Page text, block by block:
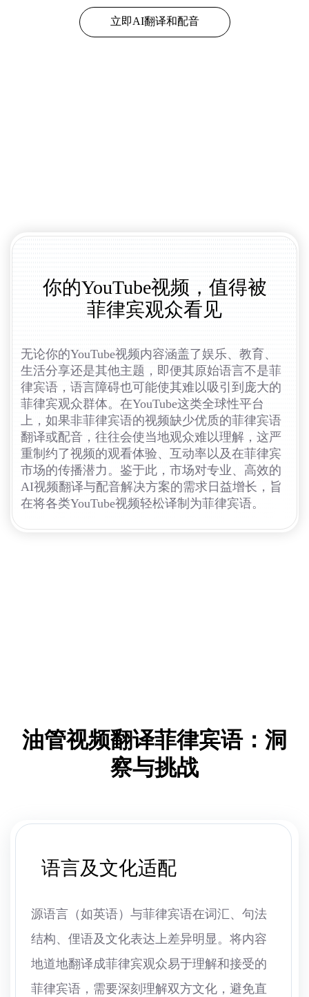
立即AI翻译和配音
你的YouTube视频，值得被
菲律宾观众看见
无论你的YouTube视频内容涵盖了娱乐、教育、
生活分享还是其他主题，即便其原始语言不是菲
律宾语，语言障碍也可能使其难以吸引到庞大的
菲律宾观众群体。在YouTube这类全球性平台
上，如果非菲律宾语的视频缺少优质的菲律宾语
翻译或配音，往往会使当地观众难以理解，这严
重制约了视频的观看体验、互动率以及在菲律宾
市场的传播潜力。鉴于此，市场对专业、高效的
AI视频翻译与配音解决方案的需求日益增长，旨
在将各类YouTube视频轻松译制为菲律宾语。
油管视频翻译菲律宾语：洞
察与挑战
语言及文化适配
源语言（如英语）与菲律宾语在词汇、句法
结构、俚语及文化表达上差异明显。将内容
地道地翻译成菲律宾观众易于理解和接受的
菲律宾语，需要深刻理解双方文化，避免直